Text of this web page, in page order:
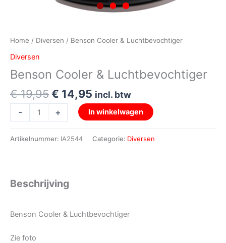
Home / Diversen / Benson Cooler & Luchtbevochtiger
Diversen
Benson Cooler & Luchtbevochtiger
€19,95€ 14,95 incl. btw
-
+ In winkelwagen
Artikelnummer: IA2544 Categorie: Diversen
Beschrijving
Benson Cooler & Luchtbevochtiger
Zie foto